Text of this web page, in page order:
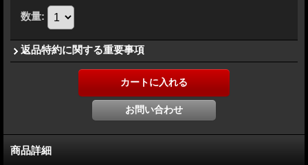
数量:
返品特約に関する重要事項
商品詳細